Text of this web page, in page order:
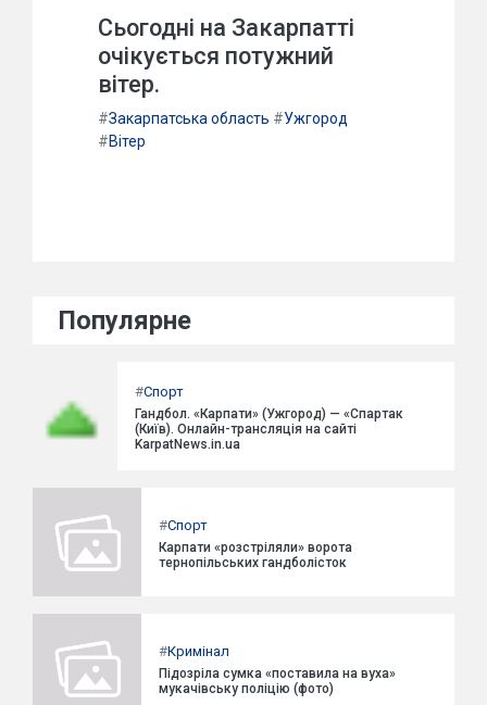
Сьогодні на Закарпатті
очікується потужний
вітер.
#Закарпатська область #Ужгород
#Вітер
Популярне
#Спорт
Гандбол. «Карпати» (Ужгород) — «Спартак
(Київ). Онлайн-трансляція на сайті
KarpatNews.in.ua
#Спорт
Карпати «розстріляли» ворота
тернопільських гандболісток
#Кримінал
Підозріла сумка «поставила на вуха»
мукачівську поліцію (фото)